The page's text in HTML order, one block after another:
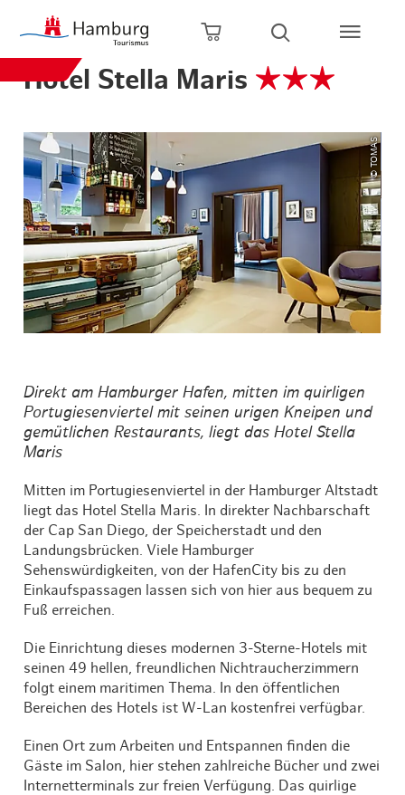
Zum Hauptinhalt springen
Zur Hauptnavigation springen
Zur Volltextsuche springen
Zum Footer springen
Warenkorb öffnen
Suche öffnen
Hotel Stella Maris
© TOMAS
Direkt am Hamburger Hafen, mitten im quirligen
Portugiesenviertel mit seinen urigen Kneipen und
gemütlichen Restaurants, liegt das Hotel Stella
Maris
Mitten im Portugiesenviertel in der Hamburger Altstadt
liegt das Hotel Stella Maris. In direkter Nachbarschaft
der Cap San Diego, der Speicherstadt und den
Landungsbrücken. Viele Hamburger
Sehenswürdigkeiten, von der HafenCity bis zu den
Einkaufspassagen lassen sich von hier aus bequem zu
Fuß erreichen.
Die Einrichtung dieses modernen 3-Sterne-Hotels mit
seinen 49 hellen, freundlichen Nichtraucherzimmern
folgt einem maritimen Thema. In den öffentlichen
Bereichen des Hotels ist W-Lan kostenfrei verfügbar.
Einen Ort zum Arbeiten und Entspannen finden die
Gäste im Salon, hier stehen zahlreiche Bücher und zwei
Internetterminals zur freien Verfügung. Das quirlige